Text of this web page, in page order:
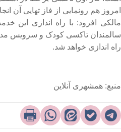
هم رونمایی از فاز تهایی آن
افرود: با راه اندازی این
تاکسی کودک و سرویس
اندازی خواهد شد.
همشهری آنلاین